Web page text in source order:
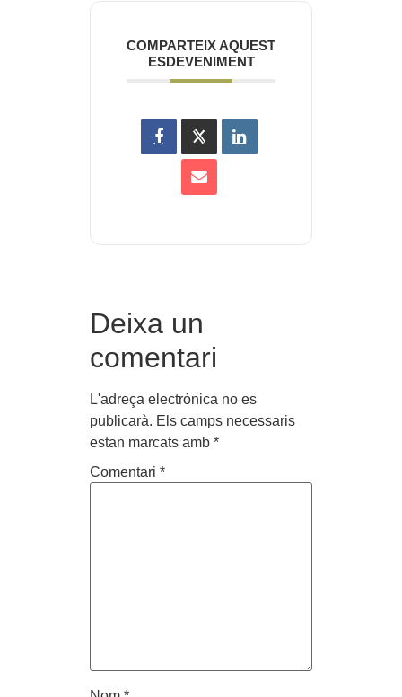
COMPARTEIX AQUEST
ESDEVENIMENT
Deixa un
comentari
L'adreça electrònica no es
publicarà. Els camps necessaris
estan marcats amb *
Comentari *